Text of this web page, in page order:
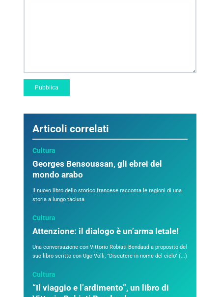
Articoli correlati
Cultura
Georges Bensoussan, gli ebrei del
mondo arabo
Il nuovo libro dello storico francese racconta le ragioni di una
storia a lungo taciuta
Cultura
Attenzione: il dialogo è un’arma letale!
Una conversazione con Vittorio Robiati Bendaud a proposito del
suo libro scritto con Ugo Volli, "Discutere in nome del cielo" (...)
Cultura
“Il viaggio e l’ardimento”, un libro di